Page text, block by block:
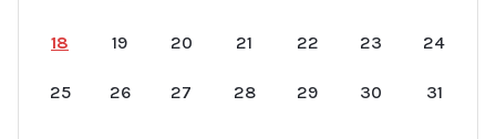
18 19 20 21 22 23 24
25 26 27 28 29 30 31